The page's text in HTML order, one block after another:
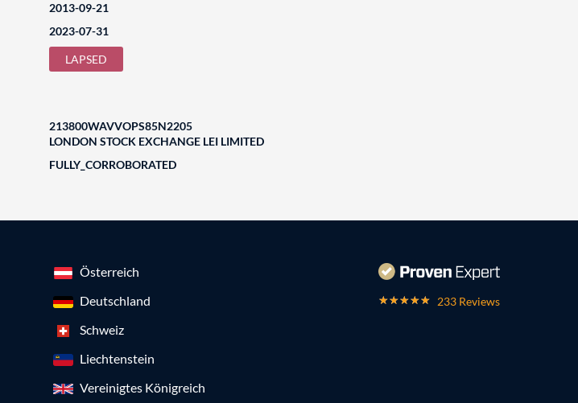
2013-09-21
2023-07-31
LAPSED
213800WAVVOPS85N2205
LONDON STOCK EXCHANGE LEI LIMITED
FULLY_CORROBORATED
Österreich
Deutschland
Schweiz
Liechtenstein
Vereinigtes Königreich
233 Reviews